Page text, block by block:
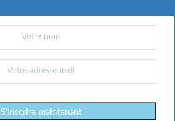
S'inscrire maintenant